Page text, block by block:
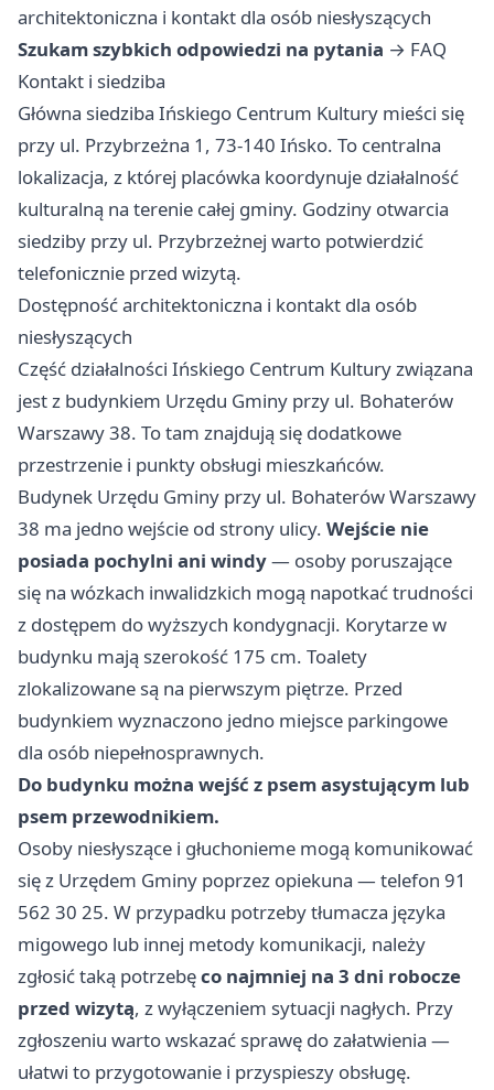
architektoniczna i kontakt dla osób niesłyszących
Szukam szybkich odpowiedzi na pytania → FAQ
Kontakt i siedziba
Główna siedziba Ińskiego Centrum Kultury mieści się
przy ul. Przybrzeżna 1, 73-140 Ińsko. To centralna
lokalizacja, z której placówka koordynuje działalność
kulturalną na terenie całej gminy. Godziny otwarcia
siedziby przy ul. Przybrzeżnej warto potwierdzić
telefonicznie przed wizytą.
Dostępność architektoniczna i kontakt dla osób
niesłyszących
Część działalności Ińskiego Centrum Kultury związana
jest z budynkiem Urzędu Gminy przy ul. Bohaterów
Warszawy 38. To tam znajdują się dodatkowe
przestrzenie i punkty obsługi mieszkańców.
Budynek Urzędu Gminy przy ul. Bohaterów Warszawy
38 ma jedno wejście od strony ulicy. Wejście nie
posiada pochylni ani windy— osoby poruszające
się na wózkach inwalidzkich mogą napotkać trudności
z dostępem do wyższych kondygnacji. Korytarze w
budynku mają szerokość 175 cm. Toalety
zlokalizowane są na pierwszym piętrze. Przed
budynkiem wyznaczono jedno miejsce parkingowe
dla osób niepełnosprawnych.
Do budynku można wejść z psem asystującym lub
psem przewodnikiem.
Osoby niesłyszące i głuchonieme mogą komunikować
się z Urzędem Gminy poprzez opiekuna — telefon 91
562 30 25. W przypadku potrzeby tłumacza języka
migowego lub innej metody komunikacji, należy
zgłosić taką potrzebęco najmniej na 3 dni robocze
przed wizytą, z wyłączeniem sytuacji nagłych. Przy
zgłoszeniu warto wskazać sprawę do załatwienia —
ułatwi to przygotowanie i przyspieszy obsługę.